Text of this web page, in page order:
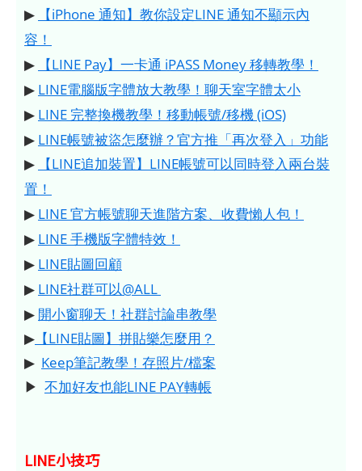
▶
【iPhone 通知】教你設定LINE 通知不顯示內
容！
▶
【LINE Pay】一卡通 iPASS Money 移轉教學！
▶ LINE電腦版字體放大教學！聊天室字體太小
▶ LINE 完整換機教學！移動帳號/移機 (iOS)
▶ LINE帳號被盜怎麼辦？官方推「再次登入」功能
▶
【LINE追加裝置】LINE帳號可以同時登入兩台裝
置！
▶ LINE 官方帳號聊天進階方案、收費懶人包！
▶ LINE 手機版字體特效！
▶ LINE貼圖回顧
▶ LINE社群可以@ALL
▶ 開小窗聊天！社群討論串教學
▶ 【LINE貼圖】拼貼樂怎麼用？
▶ Keep筆記教學！存照片/檔案
▶ 不加好友也能LINE PAY轉帳
LINE小技巧